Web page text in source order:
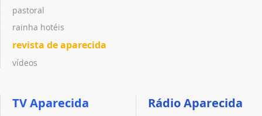
pastoral
rainha hotéis
revista de aparecida
vídeos
TV Aparecida Rádio Aparecida